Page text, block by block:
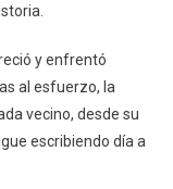
y enfrentó
al esfuerzo, la
vecino, desde su
escribiendo día a